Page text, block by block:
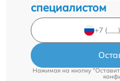
специалистом
Нажимая на кнопку